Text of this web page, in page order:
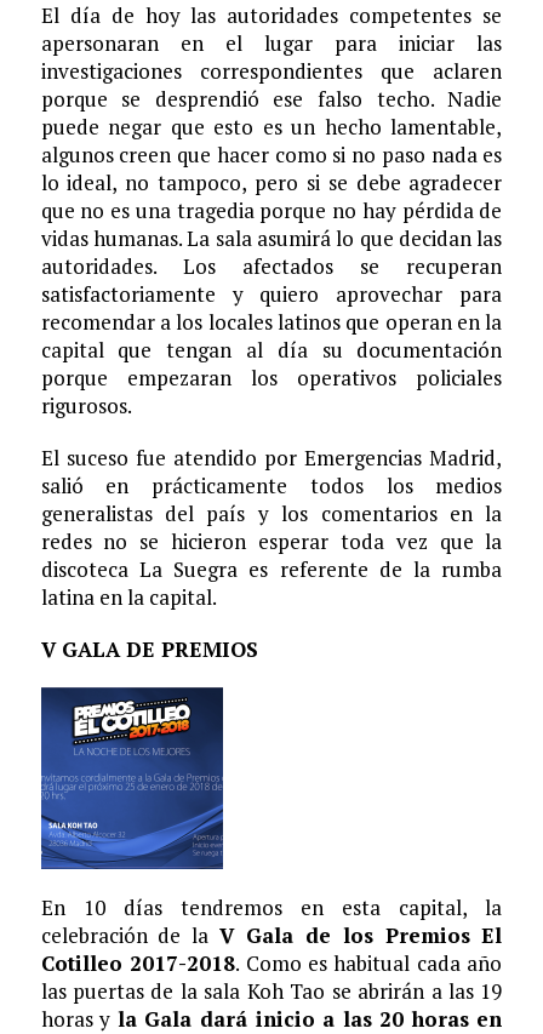
El día de hoy las autoridades competentes se
apersonaran en el lugar para iniciar las
investigaciones correspondientes que aclaren
porque se desprendió ese falso techo. Nadie
puede negar que esto es un hecho lamentable,
algunos creen que hacer como si no paso nada es
lo ideal, no tampoco, pero si se debe agradecer
que no es una tragedia porque no hay pérdida de
vidas humanas. La sala asumirá lo que decidan las
autoridades. Los afectados se recuperan
satisfactoriamente y quiero aprovechar para
recomendar a los locales latinos que operan en la
capital que tengan al día su documentación
porque empezaran los operativos policiales
rigurosos.
El suceso fue atendido por Emergencias Madrid,
salió en prácticamente todos los medios
generalistas del país y los comentarios en la
redes no se hicieron esperar toda vez que la
discoteca La Suegra es referente de la rumba
latina en la capital.
V GALA DE PREMIOS
En 10 días tendremos en esta capital, la
celebración de laV Gala de los Premios El
Cotilleo 2017-2018. Como es habitual cada año
las puertas de la sala Koh Tao se abrirán a las 19
horas y la Gala dará inicio a las 20 horas en